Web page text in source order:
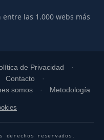
las 1.000 webs más
de Privacidad
Contacto
somos Metodología
derechos reservados.